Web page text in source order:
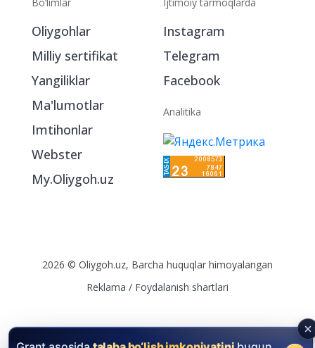
Bo‘limlar
Oliygohlar
Imtihonlar
Ijtimoiy tarmoqlarda
Telegram
Facebook
Analitika
2026 © Oliygoh.uz, Barcha huquqlar himoyalangan